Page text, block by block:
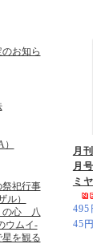
お知ら
祭祀行事
ル）
の心 八
ウムイ-
星を観る
月
月
ミ
495
45